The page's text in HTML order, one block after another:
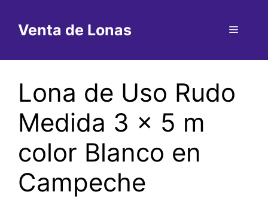
contenido
Venta de Lonas Menú
Lona de Uso Rudo
Medida 3 x 5 m
color Blanco en
Campeche